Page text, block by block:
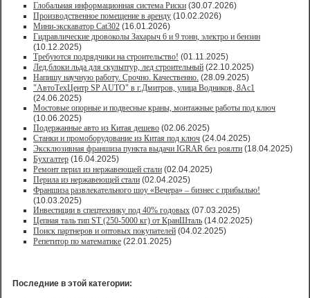
Глобальная информационная система Риски (30.07.2026)
Производственное помещение в аренду (10.02.2026)
Мини-экскаватор Cat302 (16.01.2026)
Гидравлические дровоколы Захарыч 6 и 9 тонн, электро и бензин
(10.12.2025)
Требуются подрядчики на строительство! (01.11.2025)
Лед,блоки льда для скульптур, лед строительный (22.10.2025)
Напишу научную работу. Срочно. Качественно. (28.09.2025)
"АвтоТехЦентр SP AUTO" в г.Дмитров, улица Водников, 8Ас1
(24.06.2025)
Мостовые опорные и подвесные краны, монтажные работы под ключ
(10.06.2025)
Подержанные авто из Китая дешево (02.06.2025)
Станки и промоборудование из Китая под ключ (24.04.2025)
Эксклюзивная франшиза пункта выдачи IGRAR без роялти (18.04.2025)
Бухгалтер (16.04.2025)
Ремонт перил из нержавеющей стали (02.04.2025)
Перила из нержавеющей стали (02.04.2025)
Франшиза развлекательного шоу «Вечера» – бизнес с прибылью!
(10.03.2025)
Инвестиции в спецтехнику под 40% годовых (07.03.2025)
Цепная таль тип ST (250-5000 кг) от КранШталь (14.02.2025)
Поиск партнеров и оптовых покупателей (04.02.2025)
Репетитор по математике (22.01.2025)
Последние в этой категории: